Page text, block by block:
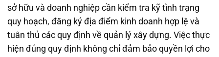
sở hữu và doanh nghiệp cần kiểm tra kỹ tình trạng
quy hoạch, đăng ký địa điểm kinh doanh hợp lệ và
tuân thủ các quy định về quản lý xây dựng. Việc thực
hiện đúng quy định không chỉ đảm bảo quyền lợi cho